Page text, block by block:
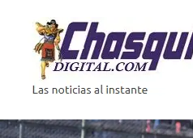
contenido
noticias